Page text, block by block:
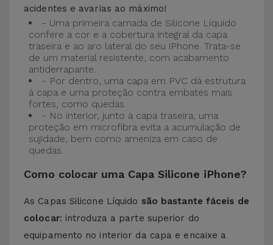
acidentes e avarias ao máximo!
- Uma primeira camada de Silicone Líquido
confere a cor e a cobertura integral da capa
traseira e ao aro lateral do seu iPhone. Trata-se
de um material resistente, com acabamento
antiderrapante.
- Por dentro, uma capa em PVC dá estrutura
à capa e uma proteção contra embates mais
fortes, como quedas.
- No interior, junto à capa traseira, uma
proteção em microfibra evita a acumulação de
sujidade, bem como ameniza em caso de
quedas.
Como colocar uma Capa Silicone iPhone?
As Capas Silicone Líquido são bastante fáceis de
colocar: introduza a parte superior do
equipamento no interior da capa e encaixe a